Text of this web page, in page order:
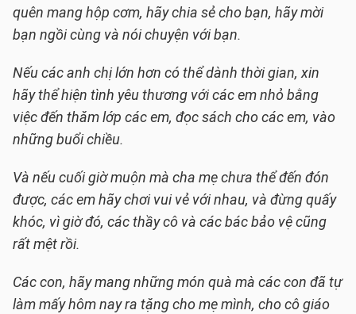
quên mang hộp cơm, hãy chia sẻ cho bạn, hãy mời
bạn ngồi cùng và nói chuyện với bạn.
Nếu các anh chị lớn hơn có thể dành thời gian, xin
hãy thể hiện tình yêu thương với các em nhỏ bằng
việc đến thăm lớp các em, đọc sách cho các em, vào
những buổi chiều.
Và nếu cuối giờ muộn mà cha mẹ chưa thể đến đón
được, các em hãy chơi vui vẻ với nhau, và đừng quấy
khóc, vì giờ đó, các thầy cô và các bác bảo vệ cũng
rất mệt rồi.
Các con, hãy mang những món quà mà các con đã tự
làm mấy hôm nay ra tặng cho mẹ mình, cho cô giáo